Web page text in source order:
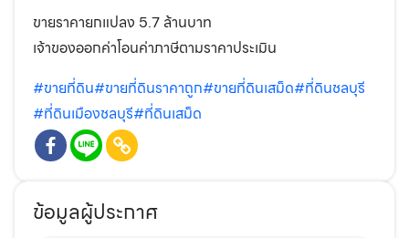
ขายราคายกแปลง 5.7 ล้านบาท
เจ้าของออกค่าโอนค่าภาษีตามราคาประเมิน
#ขายที่ดิน#ขายที่ดินราคาถูก#ขายที่ดินเสม็ด#ที่ดินชลบุรี
#ที่ดินเมืองชลบุรี#ที่ดินเสม็ด
ข้อมูลผู้ประกาศ